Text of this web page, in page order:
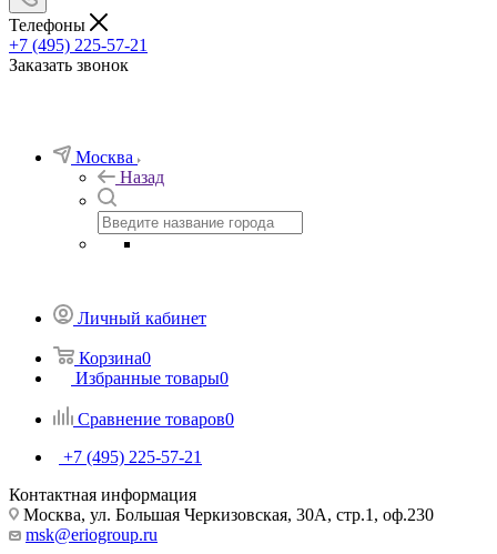
Телефоны
+7 (495) 225-57-21
Заказать звонок
Москва
Назад
Личный кабинет
Корзина0
Избранные товары0
Сравнение товаров0
+7 (495) 225-57-21
Контактная информация
Москва, ул. Большая Черкизовская, 30А, стр.1, оф.230
msk@eriogroup.ru